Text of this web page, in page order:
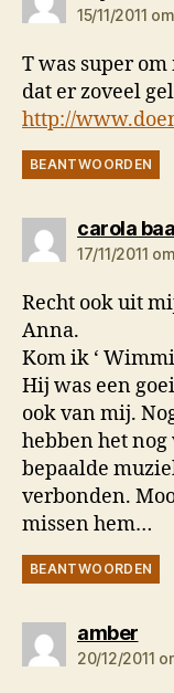
15/11/2011
T was super
dat er zoveel
http://
BEANTWOORDEN
carola
17/11/2011
Recht ook uit
Anna.
Kom ik ‘
Hij was een
ook van mij.
hebben het
bepaalde
verbonden.
missen hem…
BEANTWOORDEN
amberzegt:
20/12/2011